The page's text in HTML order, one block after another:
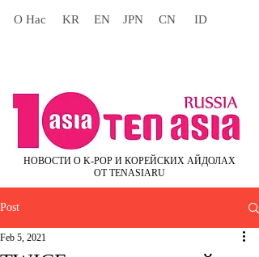
О Нас KR EN JPN CN ID
НОВОСТИ О K-POP И КОРЕЙСКИХ АЙДОЛАХ
ОТ TENASIARU
Post
Feb 5, 2021